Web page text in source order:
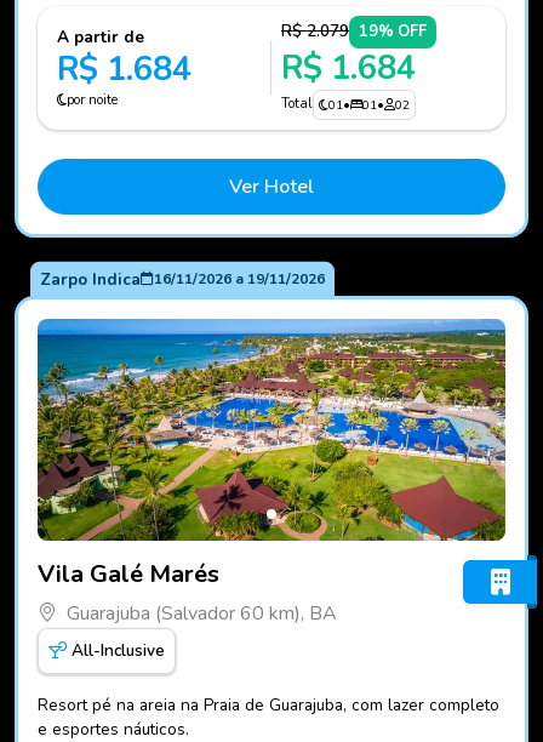
A partir de
R$ 1.684
por noite
R$ 2.079 19% OFF
R$ 1.684
Total 01• 01• 02
Ver Hotel
Zarpo Indica 16/11/2026a 19/11/2026
Vila Galé Marés
Guarajuba (Salvador 60 km), BA
All-Inclusive
Resort pé na areia na Praia de Guarajuba, com lazer completo
e esportes náuticos.